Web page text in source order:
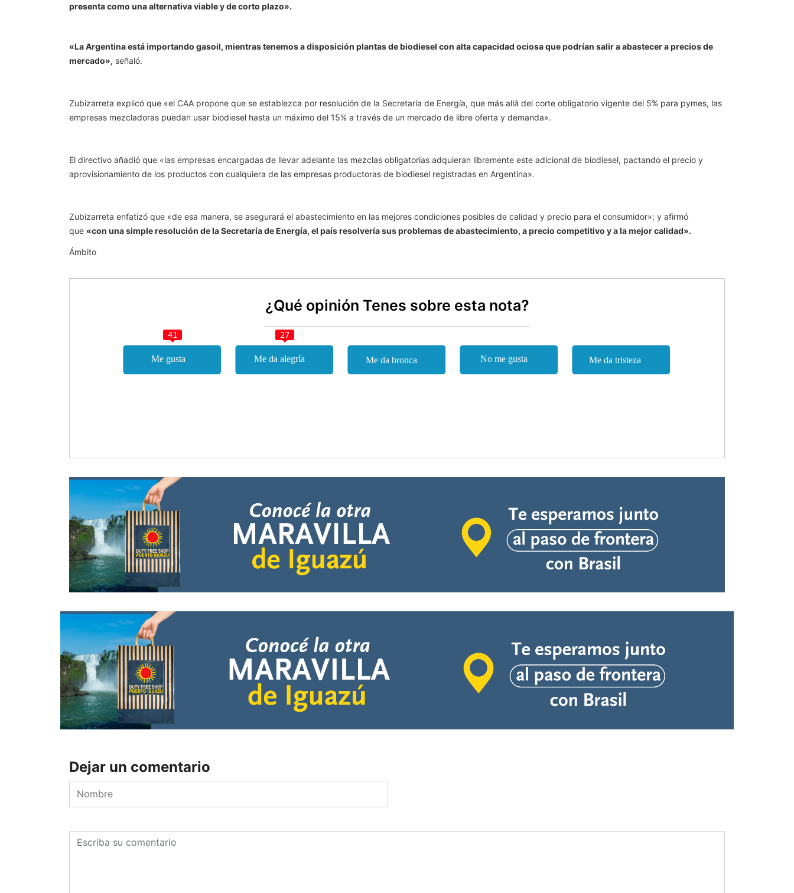
presenta como una alternativa viable y de corto plazo».
«La Argentina está importando gasoil, mientras tenemos a disposición plantas de biodiesel con alta capacidad ociosa que podrían salir a abastecer a precios de
mercado», señaló.
Zubizarreta explicó que «el CAA propone que se establezca por resolución de la Secretaría de Energía, que más allá del corte obligatorio vigente del 5% para pymes, las
empresas mezcladoras puedan usar biodiesel hasta un máximo del 15% a través de un mercado de libre oferta y demanda».
El directivo añadió que «las empresas encargadas de llevar adelante las mezclas obligatorias adquieran libremente este adicional de biodiesel, pactando el precio y
aprovisionamiento de los productos con cualquiera de las empresas productoras de biodiesel registradas en Argentina».
Zubizarreta enfatizó que «de esa manera, se asegurará el abastecimiento en las mejores condiciones posibles de calidad y precio para el consumidor»; y afirmó
que «con una simple resolución de la Secretaría de Energía, el país resolvería sus problemas de abastecimiento, a precio competitivo y a la mejor calidad».
Ámbito
¿Qué opinión Tenes sobre esta nota?
41 27
Dejar un comentario